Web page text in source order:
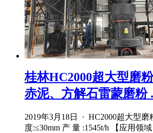
桂林HC2000超大型磨
赤泥、方解石雷蒙磨粉
2019年3月18日 · HC2000超大型磨
度:≤30mm 产 量 :1545t/h 【应用领